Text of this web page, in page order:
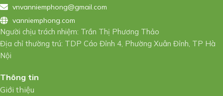
vnvanniemphong@gmail.com
vanniemphong.com
Người chịu trách nhiệm: Trần Thị Phương Thảo
Địa chỉ thường trú: TDP Cáo Đỉnh 4, Phường Xuân Đỉnh, TP Hà
Nội
Thông tin
Giới thiệu